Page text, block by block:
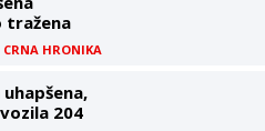
tražena
kaznu
20
CRNA HRONIKA
204